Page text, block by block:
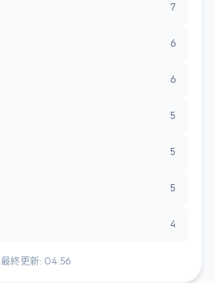
7
6
6
5
5
5
4
最終更新: 04:56